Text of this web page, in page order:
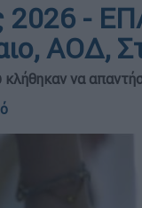
2026 -
ΑΟΔ,
να